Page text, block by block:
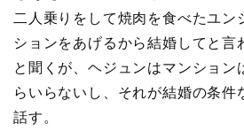
二人乗りをして焼肉を食べたユン
ションをあげるから結婚してと言
と聞くが、ヘジュンはマンション
らいらないし、それが結婚の条件
話す。